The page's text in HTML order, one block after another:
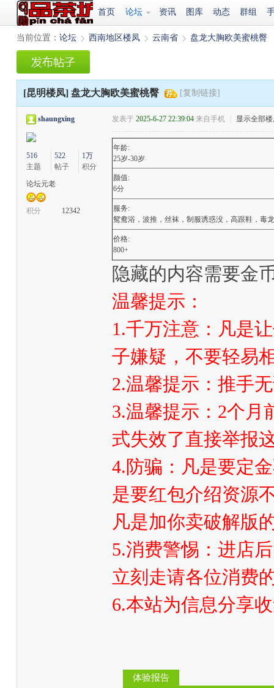
首页 论坛 资讯 图库 动态 群组
当前位置： 论坛
›
西南地区楼凤
›
云南省
›
盘龙大胸欧美蜜桃臀
[昆明楼凤] 盘龙大胸欧美蜜桃臀 [复制链接]
shaungxing
516
主题
522
帖子
1万
积分
论坛元老
积分 12342
发表于 2025-6-27 22:39:04 来自手机 显示全部
年龄:
25岁-30岁
颜值:
6分
服务:
鸳鸯浴，波推，丝袜，制服诱惑没，高跟鞋，毒
价格:
800+
隐藏的内容需要金
温馨提示：
1.千万注意：凡是
子嫌疑，不要轻易
2.温馨提示：推手
3.温馨提示：2个月
式失效了直接举报
4.防骗：凡是要定
是要红包介绍资源
凡是加你卖破解版
5.消费警惕：进店
立刻走请各位消费
6.本站为信息分享
体验报告